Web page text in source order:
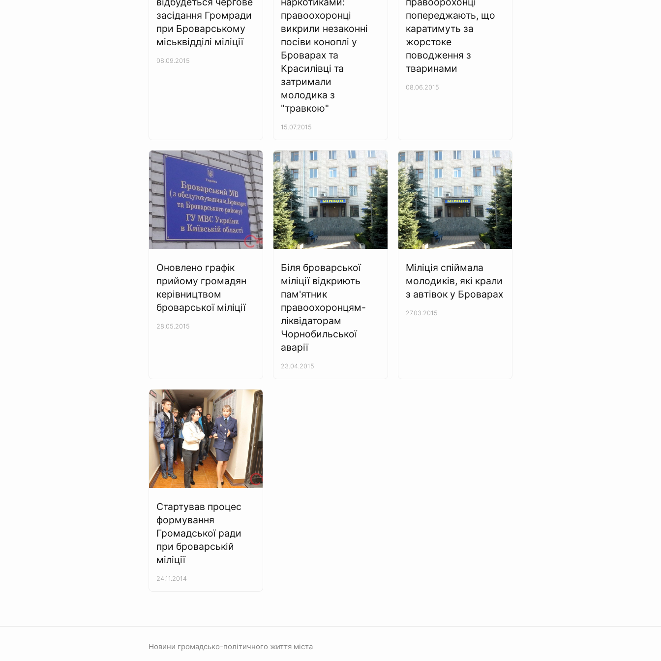
засідання Громради
при Броварському
міськвідділі міліції
08.09.2015
правоохоронці
викрили незаконні
посіви коноплі у
Броварах та
Красилівці та
затримали
молодика з
"травкою"
15.07.2015
попереджають, що
каратимуть за
жорстоке
поводження з
тваринами
08.06.2015
Оновлено графік
прийому громадян
керівництвом
броварської міліції
28.05.2015
Біля броварської
міліції відкриють
пам'ятник
правоохоронцям-
ліквідаторам
Чорнобильської
аварії
23.04.2015
Міліція спіймала
молодиків, які крали
з автівок у Броварах
27.03.2015
Стартував процес
формування
Громадської ради
при броварській
міліції
24.11.2014
Новини громадсько-політичного життя міста